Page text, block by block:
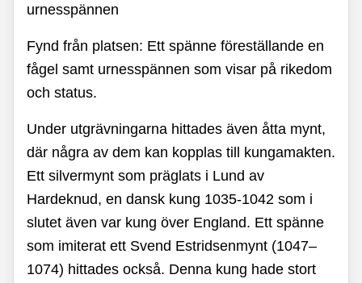
Fynd från platsen: Ett spänne föreställande en
fågel samt urnesspännen som visar på rikedom
och status.
Under utgrävningarna hittades även åtta mynt,
där några av dem kan kopplas till kungamakten.
Ett silvermynt som präglats i Lund av
Hardeknud, en dansk kung 1035-1042 som i
slutet även var kung över England. Ett spänne
som imiterat ett Svend Estridsenmynt (1047–
1074) hittades också. Denna kung hade stort